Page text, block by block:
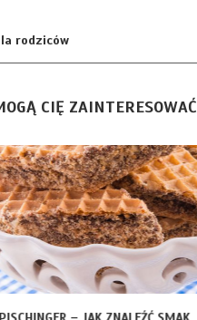
rodziców
CIĘ ZAINTERESOWAĆ